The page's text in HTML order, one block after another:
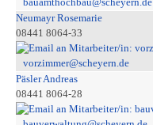
Neumayr Rosemarie
08441 8064-33
vorzimmer@scheyern.de
Päsler Andreas
08441 8064-28